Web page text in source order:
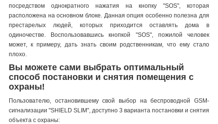
посредством однократного нажатия на кнопку "SOS", которая
расположена на основном блоке. Данная опция особенно полезна для
престарелых людей, которых приходится оставлять дома в
одиночестве. Воспользовавшись кнопкой "SOS", пожилой человек
может, к примеру, дать знать своим родственникам, что ему стало
плохо.
Вы можете сами выбрать оптимальный
способ постановки и снятия помещения с
охраны!
Пользователю, остановившему свой выбор на беспроводной GSM-
сигнализации "SHIELD SLIM", доступно 3 варианта постановки и снятия
объекта с охраны: